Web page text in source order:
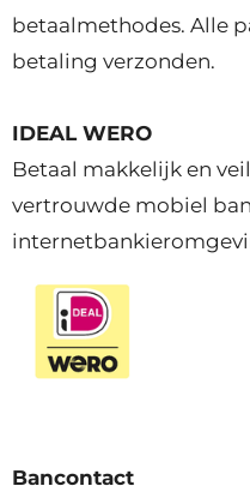
betaalmethodes. Alle
betaling verzonden.
IDEAL WERO
Betaal makkelijk en
vertrouwde mobiel
Bancontact